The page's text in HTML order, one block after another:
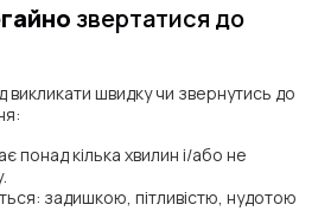
звертатися до
викликати швидку чи звернутись до
понад кілька хвилин і/або не
задишкою, пітливістю, нудотою